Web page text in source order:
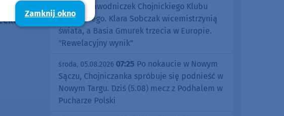
sukcesy zawodniczek Chojnickiego Klubu
Żeglarskiego. Klara Sobczak wicemistrzynią
świata, a Basia Gmurek trzecia w Europie.
"Rewelacyjny wynik"
środa, 05.08.2026 07:25 Po nokaucie w Nowym
Sączu, Chojniczanka spróbuje się podnieść w
Nowym Targu. Dziś (5.08) mecz z Podhalem w
Pucharze Polski
Zamknij okno